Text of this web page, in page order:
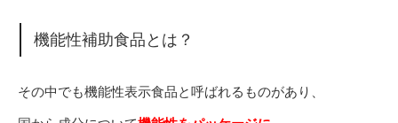
機能性補助食品とは？
その中でも機能性表示食品と呼ばれるものがあり、